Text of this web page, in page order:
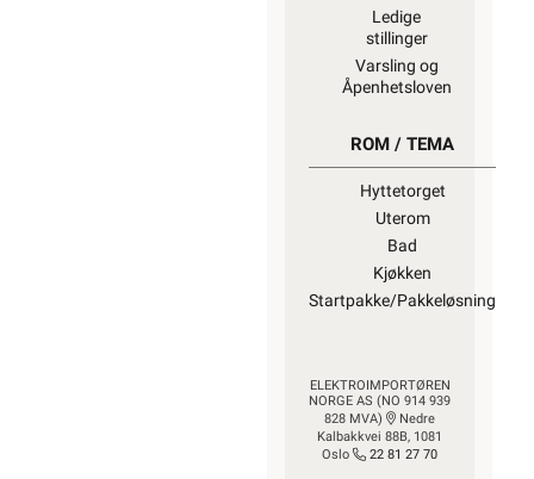
Ledige
stillinger
Varsling og
Åpenhetsloven
ROM / TEMA
Hyttetorget
Uterom
Bad
Kjøkken
Startpakke/Pakkeløsning
ELEKTROIMPORTØREN
NORGE AS (NO 914 939
828 MVA)
Nedre
Kalbakkvei 88B, 1081
Oslo
22 81 27 70